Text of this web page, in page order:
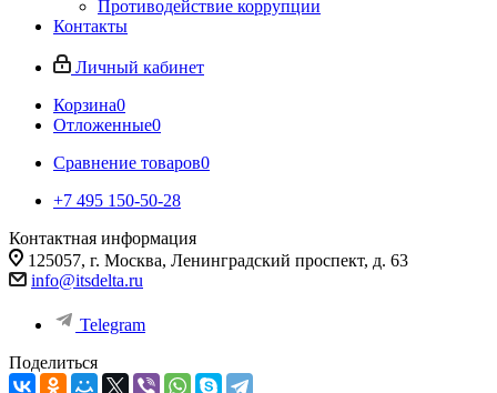
Противодействие коррупции
Контакты
Личный кабинет
Корзина0
Отложенные0
Сравнение товаров0
+7 495 150-50-28
Контактная информация
125057, г. Москва, Ленинградский проспект, д. 63
info@itsdelta.ru
Telegram
Поделиться